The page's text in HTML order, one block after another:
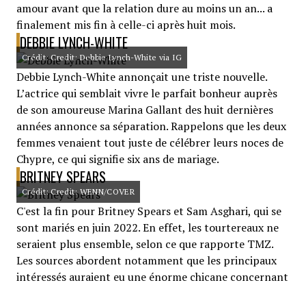
amour avant que la relation dure au moins un an... a
finalement mis fin à celle-ci après huit mois.
DEBBIE LYNCH-WHITE
Crédit: Credit: Debbie Lynch-White via IG
Debbie Lynch-White annonçait une triste nouvelle.
L’actrice qui semblait vivre le parfait bonheur auprès
de son amoureuse Marina Gallant des huit dernières
années annonce sa séparation. Rappelons que les deux
femmes venaient tout juste de célébrer leurs noces de
Chypre, ce qui signifie six ans de mariage.
BRITNEY SPEARS
Crédit: Credit: WENN/COVER
C'est la fin pour Britney Spears et Sam Asghari, qui se
sont mariés en juin 2022. En effet, les tourtereaux ne
seraient plus ensemble, selon ce que rapporte TMZ.
Les sources abordent notamment que les principaux
intéressés auraient eu une énorme chicane concernant